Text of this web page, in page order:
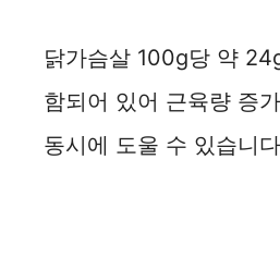
닭가슴살 100g당 약
함되어 있어 근육량 증
동시에 도울 수 있습니